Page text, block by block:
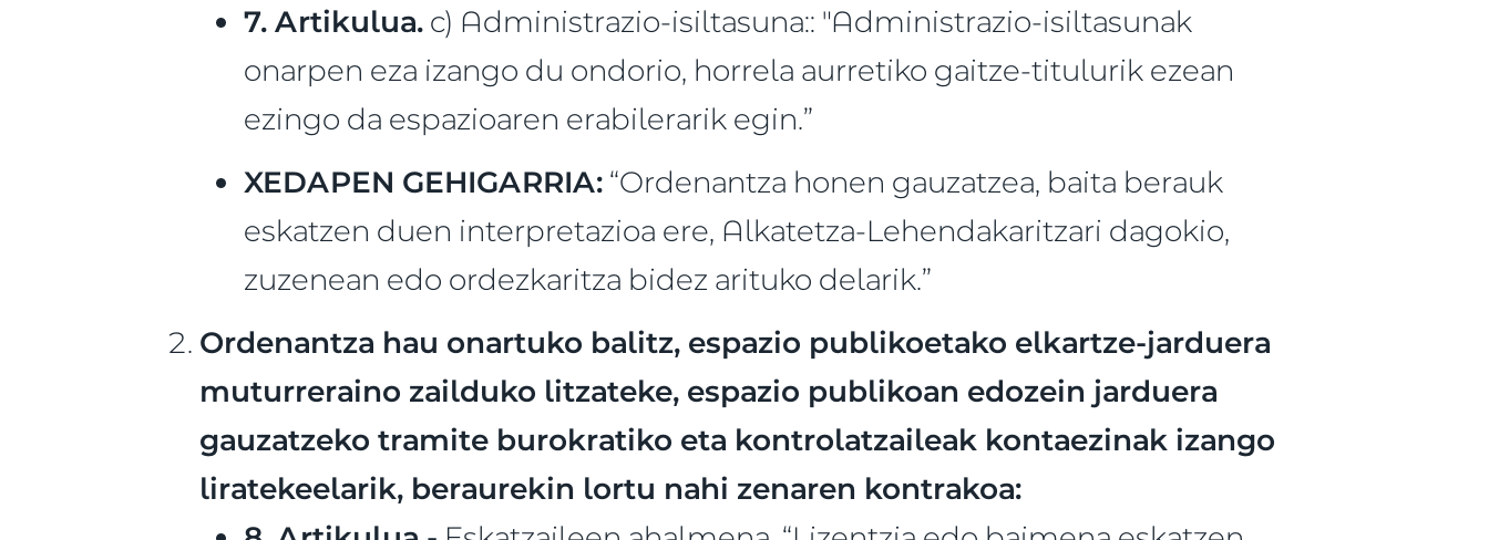
7. Artikulua. c) Administrazio-isiltasuna:: "Administrazio-isiltasunak
onarpen eza izango du ondorio, horrela aurretiko gaitze-titulurik ezean
ezingo da espazioaren erabilerarik egin.”
XEDAPEN GEHIGARRIA: “Ordenantza honen gauzatzea, baita berauk
eskatzen duen interpretazioa ere, Alkatetza-Lehendakaritzari dagokio,
zuzenean edo ordezkaritza bidez arituko delarik.”
Ordenantza hau onartuko balitz, espazio publikoetako elkartze-jarduera
muturreraino zailduko litzateke, espazio publikoan edozein jarduera
gauzatzeko tramite burokratiko eta kontrolatzaileak kontaezinak izango
liratekeelarik, beraurekin lortu nahi zenaren kontrakoa: